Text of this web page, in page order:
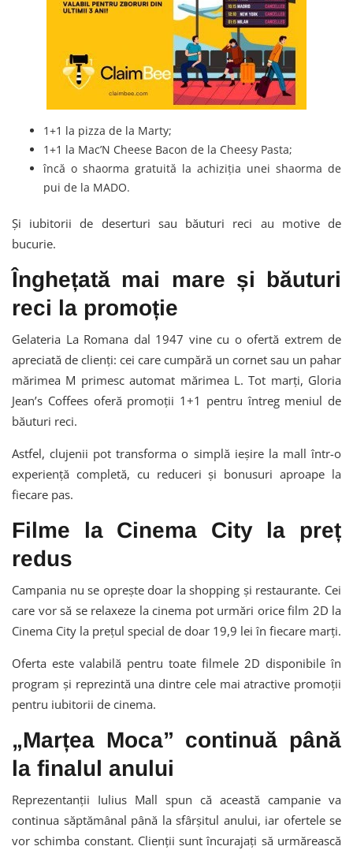
1+1 la pizza de la Marty;
1+1 la Mac’N Cheese Bacon de la Cheesy Pasta;
încă o shaorma gratuită la achiziția unei shaorma de
pui de la MADO.
Și iubitorii de deserturi sau băuturi reci au motive de
bucurie.
Înghețată mai mare și băuturi
reci la promoție
Gelateria La Romana dal 1947 vine cu o ofertă extrem de
apreciată de clienți: cei care cumpără un cornet sau un pahar
mărimea M primesc automat mărimea L. Tot marți, Gloria
Jean’s Coffees oferă promoții 1+1 pentru întreg meniul de
băuturi reci.
Astfel, clujenii pot transforma o simplă ieșire la mall într-o
experiență completă, cu reduceri și bonusuri aproape la
fiecare pas.
Filme la Cinema City la preț
redus
Campania nu se oprește doar la shopping și restaurante. Cei
care vor să se relaxeze la cinema pot urmări orice film 2D la
Cinema City la prețul special de doar 19,9 lei în fiecare marți.
Oferta este valabilă pentru toate filmele 2D disponibile în
program și reprezintă una dintre cele mai atractive promoții
pentru iubitorii de cinema.
„Marțea Moca” continuă până
la finalul anului
Reprezentanții Iulius Mall spun că această campanie va
continua săptămânal până la sfârșitul anului, iar ofertele se
vor schimba constant. Clienții sunt încurajați să urmărească